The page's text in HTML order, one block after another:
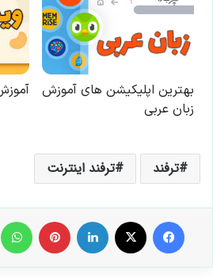
ترفند ترفند اینترنت
فیس بوک لینکدین ‫پین‌ترست